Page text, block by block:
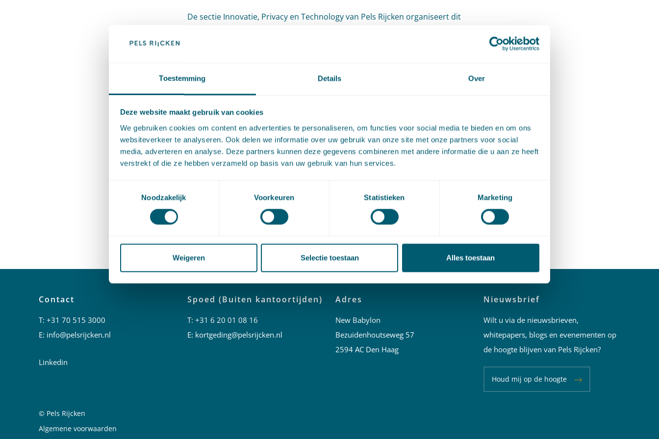
Toestemming Details Over
Deze website maakt gebruik van cookies
We gebruiken cookies om content en advertenties te personaliseren, om functies voor social media te bieden en om ons
websiteverkeer te analyseren. Ook delen we informatie over uw gebruik van onze site met onze partners voor social
media, adverteren en analyse. Deze partners kunnen deze gegevens combineren met andere informatie die u aan ze heeft
verstrekt of die ze hebben verzameld op basis van uw gebruik van hun services.
Noodzakelijk
Voorkeuren Statistieken Marketing
Weigeren Selectie toestaan Alles toestaan
De sectie Innovatie, Privacy en Technology van Pels Rijcken organiseert dit
gegevensbeschermingsrecht.
Dinsdag 9 november van 15.00 – 16.30 uur:
gegevensbeschermingsrecht
Gerrit-Jan Zwenne en Tim Gillhaus bespreken actualiteiten privacy- en
gegevensbeschermingsrecht, zoals onder andere de aanbevelingen van de
spraakmakende gerechtelijke uitspraken.
Heeft u vragen over dit webinar? Neem dan contact op met
Beelen.
Contact
T:+31 70 515 3000
E: info@pelsrijcken.nl
Linkedin
Spoed (Buiten kantoortijden)
T: +31 6 20 01 08 16
E: kortgeding@pelsrijcken.nl
Adres
New Babylon
Bezuidenhoutseweg 57
2594 AC Den Haag
Nieuwsbrief
Wilt u via de nieuwsbrieven,
whitepapers, blogs en evenementen op
de hoogte blijven van Pels Rijcken?
Houd mij op de hoogte
Juridische informatie
© Pels Rijcken
Algemene voorwaarden